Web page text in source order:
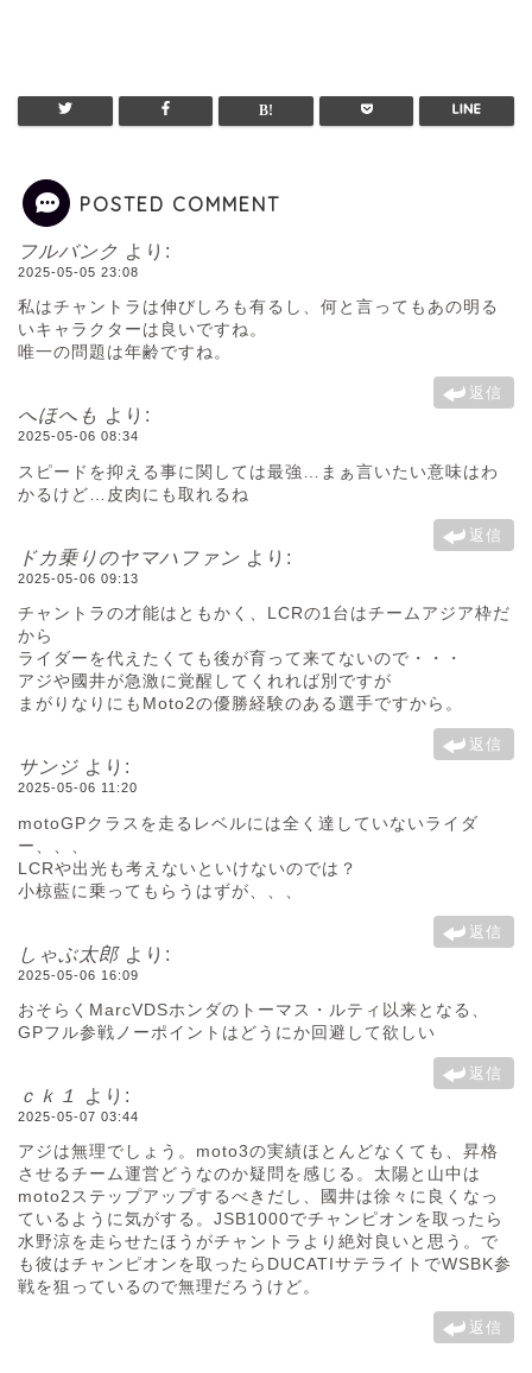
POSTED COMMENT
フルバンク より:
2025-05-05 23:08
私はチャントラは伸びしろも有るし、何と言ってもあの明る
いキャラクターは良いですね。
唯一の問題は年齢ですね。
返信
へほへも より:
2025-05-06 08:34
スピードを抑える事に関しては最強…まぁ言いたい意味はわ
かるけど…皮肉にも取れるね
返信
ドカ乗りのヤマハファン より:
2025-05-06 09:13
チャントラの才能はともかく、LCRの1台はチームアジア枠だ
から
ライダーを代えたくても後が育って来てないので・・・
アジや國井が急激に覚醒してくれれば別ですが
まがりなりにもMoto2の優勝経験のある選手ですから。
返信
サンジ より:
2025-05-06 11:20
motoGPクラスを走るレベルには全く達していないライダ
ー、、、
LCRや出光も考えないといけないのでは？
小椋藍に乗ってもらうはずが、、、
返信
しゃぶ太郎 より:
2025-05-06 16:09
おそらくMarcVDSホンダのトーマス・ルティ以来となる、
GPフル参戦ノーポイントはどうにか回避して欲しい
返信
ｃｋ１ より:
2025-05-07 03:44
アジは無理でしょう。moto3の実績ほとんどなくても、昇格
させるチーム運営どうなのか疑問を感じる。太陽と山中は
moto2ステップアップするべきだし、國井は徐々に良くなっ
ているように気がする。JSB1000でチャンピオンを取ったら
水野涼を走らせたほうがチャントラより絶対良いと思う。で
も彼はチャンピオンを取ったらDUCATIサテライトでWSBK参
戦を狙っているので無理だろうけど。
返信